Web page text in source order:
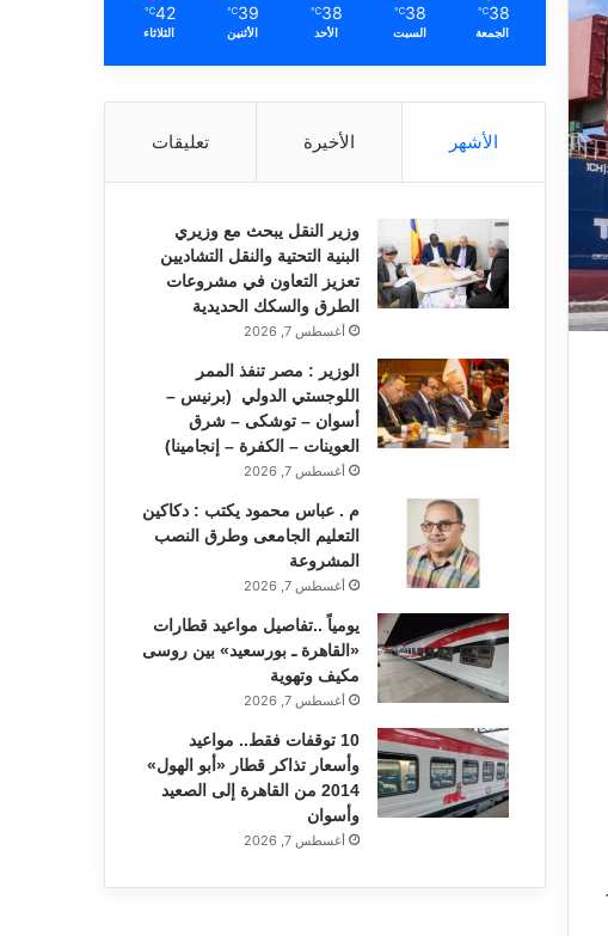
38
℃
الجمعة
38
℃
السبت
38
℃
الأحد
39
℃
الأثنين
42
℃
الثلاثاء
الأشهر الأخيرة تعليقات
وزير النقل يبحث مع وزيري
البنية التحتية والنقل التشاديين
تعزيز التعاون في مشروعات
الطرق والسكك الحديدية
أغسطس 7, 2026
الوزير : مصر تنفذ الممر
اللوجستي الدولي (برنيس –
أسوان – توشكى – شرق
العوينات – الكفرة – إنجامينا)
أغسطس 7, 2026
م . عباس محمود يكتب : دكاكين
التعليم الجامعى وطرق النصب
المشروعة
أغسطس 7, 2026
يومياً ..تفاصيل مواعيد قطارات
«القاهرة ـ بورسعيد» بين روسى
مكيف وتهوية
أغسطس 7, 2026
10 توقفات فقط.. مواعيد
وأسعار تذاكر قطار «أبو الهول»
2014 من القاهرة إلى الصعيد
وأسوان
أغسطس 7, 2026